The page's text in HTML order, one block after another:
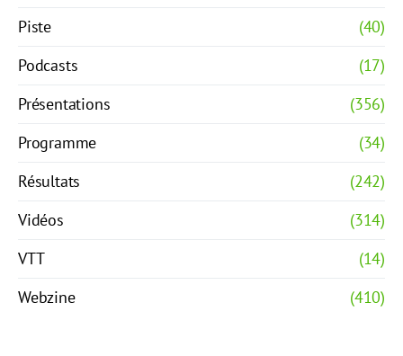
Piste
(40)
Podcasts
(17)
Présentations
(356)
Programme
(34)
Résultats
(242)
Vidéos
(314)
VTT
(14)
Webzine
(410)